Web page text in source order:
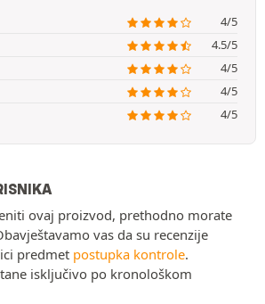
4/5
4.5/5
4/5
4/5
4/5
ovaj proizvod, prethodno morate
vas da su recenzije
predmet postupka kontrole.
isključivo po kronološkom